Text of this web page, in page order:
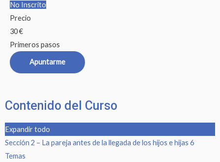
No Inscrito
Precio
30 €
Primeros pasos
Apuntarme
Contenido del Curso
Expandir todo
Sección 2 – La pareja antes de la llegada de los hijos e hijas 6
Temas